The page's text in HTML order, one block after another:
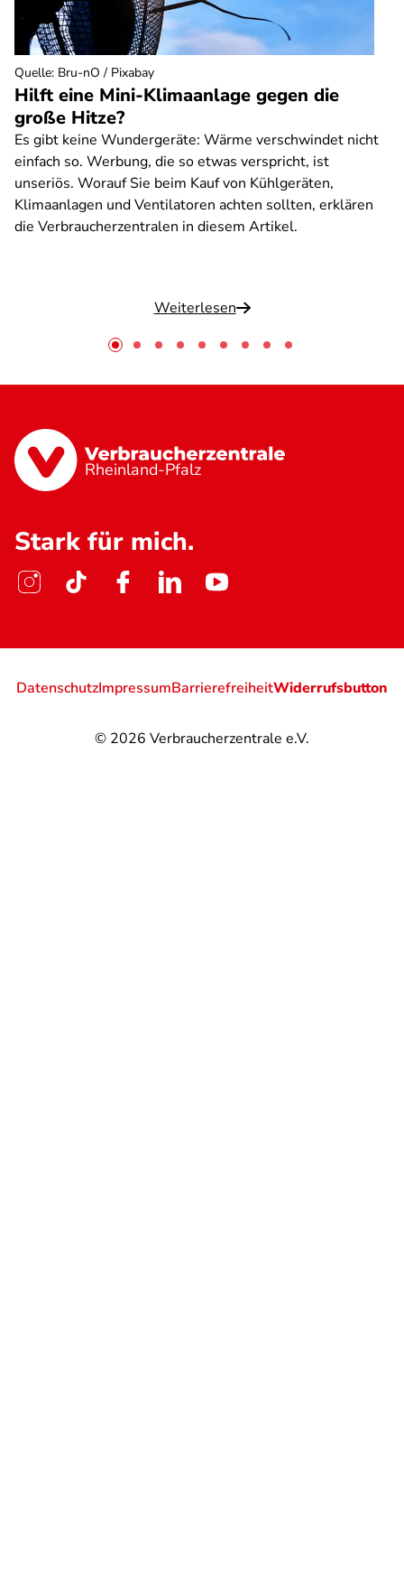
Hilft eine Mini-Klimaanlage gegen die
große Hitze?
Es gibt keine Wundergeräte: Wärme verschwindet nicht
einfach so. Werbung, die so etwas verspricht, ist
unseriös. Worauf Sie beim Kauf von Kühlgeräten,
Klimaanlagen und Ventilatoren achten sollten, erklären
die Verbraucherzentralen in diesem Artikel.
Weiterlesen
Quelle: Bru-nO / Pixabay
Rheinland-Pfalz
Stark für mich.
© 2026 Verbraucherzentrale e.V.
DatenschutzImpressumBarrierefreiheitWiderrufsbutton